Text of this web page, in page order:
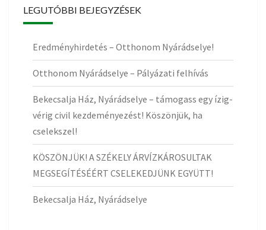
LEGUTÓBBI BEJEGYZÉSEK
Eredményhirdetés – Otthonom Nyárádselye!
Otthonom Nyárádselye – Pályázati felhívás
Bekecsalja Ház, Nyárádselye – támogass egy ízig-
vérig civil kezdeményezést! Köszönjük, ha
cselekszel!
KÖSZÖNJÜK! A SZÉKELY ÁRVÍZKÁROSULTAK
MEGSEGÍTÉSÉÉRT CSELEKEDJÜNK EGYÜTT!
Bekecsalja Ház, Nyárádselye